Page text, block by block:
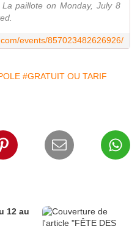
paillote on Monday, July 8
events/857023482626926/
#GRATUIT OU TARIF
12 au